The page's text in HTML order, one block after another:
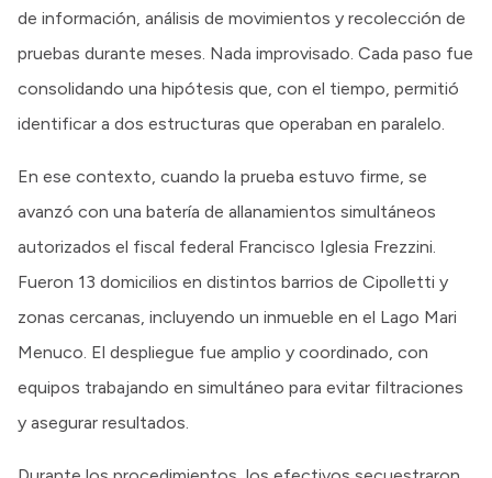
de información, análisis de movimientos y recolección de
pruebas durante meses. Nada improvisado. Cada paso fue
consolidando una hipótesis que, con el tiempo, permitió
identificar a dos estructuras que operaban en paralelo.
En ese contexto, cuando la prueba estuvo firme, se
avanzó con una batería de allanamientos simultáneos
autorizados el fiscal federal Francisco Iglesia Frezzini.
Fueron 13 domicilios en distintos barrios de Cipolletti y
zonas cercanas, incluyendo un inmueble en el Lago Mari
Menuco. El despliegue fue amplio y coordinado, con
equipos trabajando en simultáneo para evitar filtraciones
y asegurar resultados.